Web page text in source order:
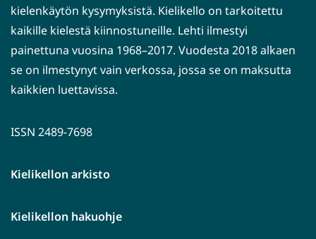
kielenkäytön kysymyksistä. Kielikello on tarkoitettu
kaikille kielestä kiinnostuneille. Lehti ilmestyi
painettuna vuosina 1968–2017. Vuodesta 2018 alkaen
se on ilmestynyt vain verkossa, jossa se on maksutta
kaikkien luettavissa.
ISSN 2489-7698
Kielikellon arkisto
Kielikellon hakuohje